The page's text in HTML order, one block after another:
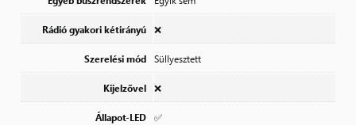
Rádió gyakori kétirányú ❌
Szerelési mód Süllyesztett
Kijelzővel ❌
Állapot-LED ✅